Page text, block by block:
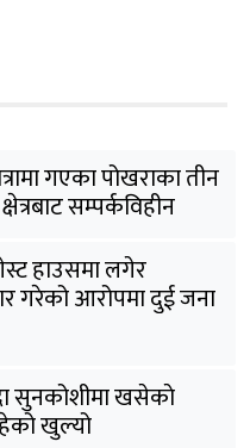
गएका पोखराका तीन
सम्पर्कविहीन
हाउसमा लगेर
गरेको आरोपमा दुई जना
सुनकोशीमा खसेकाे
खुल्यो